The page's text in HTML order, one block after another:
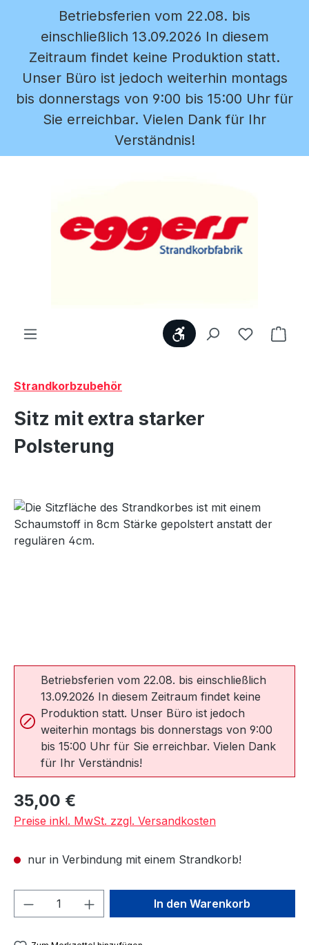
Zum Hauptinhalt springen
Betriebsferien vom 22.08. bis
einschließlich 13.09.2026 In diesem
Zeitraum findet keine Produktion statt.
Unser Büro ist jedoch weiterhin montags
bis donnerstags von 9:00 bis 15:00 Uhr für
Sie erreichbar. Vielen Dank für Ihr
Verständnis!
WerkzeugleisteDu hast 0
Strandkorbzubehör
Sitz mit extra starker
Polsterung
Bildergalerie überspringen
Betriebsferien vom 22.08. bis einschließlich
13.09.2026 In diesem Zeitraum findet keine
Produktion statt. Unser Büro ist jedoch
weiterhin montags bis donnerstags von 9:00
bis 15:00 Uhr für Sie erreichbar. Vielen Dank
für Ihr Verständnis!
Regulärer Preis:
35,00 €
Preise inkl. MwSt. zzgl. Versandkosten
nur in Verbindung mit einem Strandkorb!
Produkt Anzahl: Gib denIn den Warenkorb